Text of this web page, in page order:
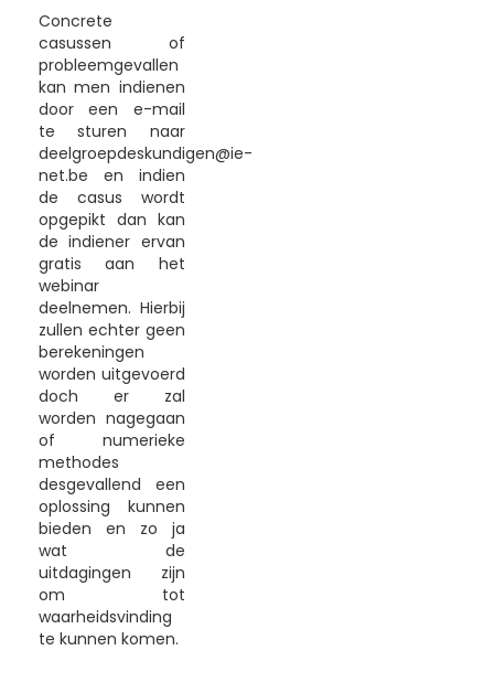
Concrete
casussen of
probleemgevallen
kan men indienen
door een e-mail
te sturen naar
deelgroepdeskundigen@ie-
net.be en indien
de casus wordt
opgepikt dan kan
de indiener ervan
gratis aan het
webinar
deelnemen. Hierbij
zullen echter geen
berekeningen
worden uitgevoerd
doch er zal
worden nagegaan
of numerieke
methodes
desgevallend een
oplossing kunnen
bieden en zo ja
wat de
uitdagingen zijn
om tot
waarheidsvinding
te kunnen komen.